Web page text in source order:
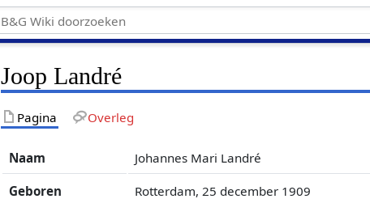
Joop Landré
Pagina Overleg
Naam Johannes Mari Landré
Geboren Rotterdam, 25 december 1909